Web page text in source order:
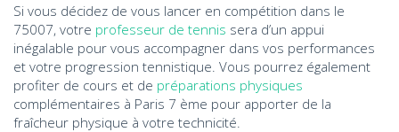
Si vous décidez de vous lancer en compétition dans le
75007, votre professeur de tennis sera d’un appui
inégalable pour vous accompagner dans vos performances
et votre progression tennistique. Vous pourrez également
profiter de cours et de préparations physiques
complémentaires à Paris 7 ème pour apporter de la
fraîcheur physique à votre technicité.